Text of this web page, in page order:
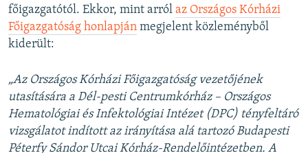
főigazgatótól. Ekkor, mint arról az Országos Kórházi
Főigazgatóság honlapján megjelent közleményből
kiderült:
„Az Országos Kórházi Főigazgatóság vezetőjének
utasítására a Dél-pesti Centrumkórház – Országos
Hematológiai és Infektológiai Intézet (DPC) tényfeltáró
vizsgálatot indított az irányítása alá tartozó Budapesti
Péterfy Sándor Utcai Kórház-Rendelőintézetben. A